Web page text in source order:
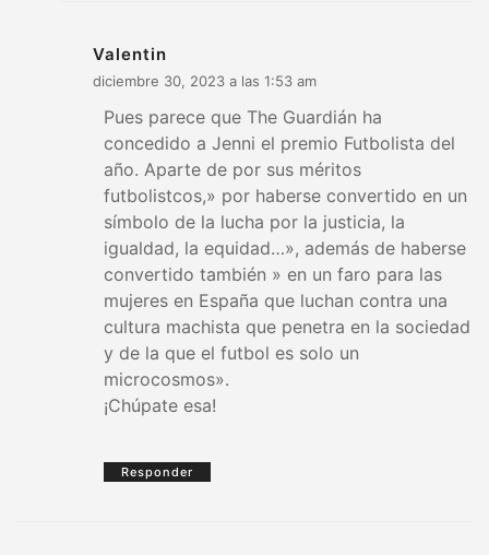
Valentin
diciembre 30, 2023 a las 1:53 am
Pues parece que The Guardián ha
concedido a Jenni el premio Futbolista del
año. Aparte de por sus méritos
futbolistcos,» por haberse convertido en un
símbolo de la lucha por la justicia, la
igualdad, la equidad…», además de haberse
convertido también » en un faro para las
mujeres en España que luchan contra una
cultura machista que penetra en la sociedad
y de la que el futbol es solo un
microcosmos».
¡Chúpate esa!
Responder